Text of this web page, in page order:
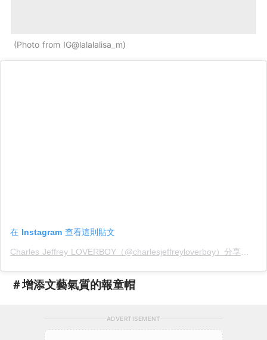
Photo from IG@lalalalisa_m
在 Instagram 查看這則貼文
＃增添文藝氣質的報童帽
ADVERTISEMENT